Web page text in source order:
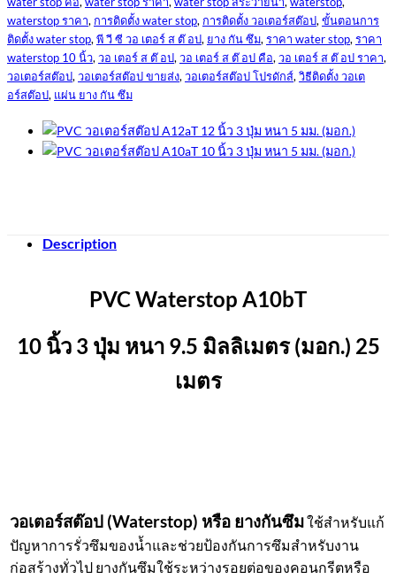
waterstop ราคา, การติดตั้ง water stop, การติดตั้ง วอเตอร์สต๊อป, ขั้นตอนการ
ติดตั้ง water stop, พี วี ซี วอ เตอร์ ส ต๊ อป, ยาง กัน ซึม, ราคา water stop, ราคา
waterstop 10 นิ้ว, วอ เตอร์ ส ต๊ อป, วอ เตอร์ ส ต๊ อป คือ, วอ เตอร์ ส ต๊ อป ราคา,
วอเตอร์สต๊อป, วอเตอร์สต๊อป ขายส่ง, วอเตอร์สต๊อป โปรดักส์, วิธีติดตั้ง วอเต
อร์สต๊อป, แผ่น ยาง กัน ซึม
Description
PVC Waterstop A10bT
10 นิ้ว 3 ปุ่ม หนา 9.5 มิลลิเมตร (มอก.) 25
เมตร
วอเตอร์สต๊อป (Waterstop) หรือ ยางกันซึมใช้สำหรับแก้
ปัญหาการรั่วซึมของน้ำและช่วยป้องกันการซึมสำหรับงาน
ก่อสร้างทั่วไป ยางกันซึมใช้ระหว่างรอยต่อของคอนกรีตหรือ